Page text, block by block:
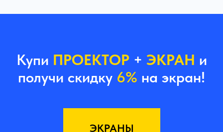
Купи ПРОЕКТОР+ ЭКРАН и
получи скидку 6% на экран!
ЭКРАНЫ